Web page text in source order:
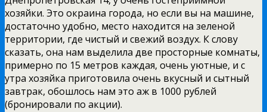
хозяйки. Это окраина города, но если вы на машине,
достаточно удобно, место находится на зеленой
территории, где чистый и свежий воздух. К слову
сказать, она нам выделила две просторные комнаты,
примерно по 15 метров каждая, очень уютные, и с
утра хозяйка приготовила очень вкусный и сытный
завтрак, обошлось нам это аж в 1000 рублей
(бронировали по акции).